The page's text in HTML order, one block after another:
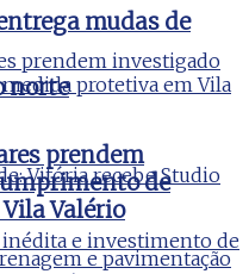
mudas de
norte
prendem
de
Valério